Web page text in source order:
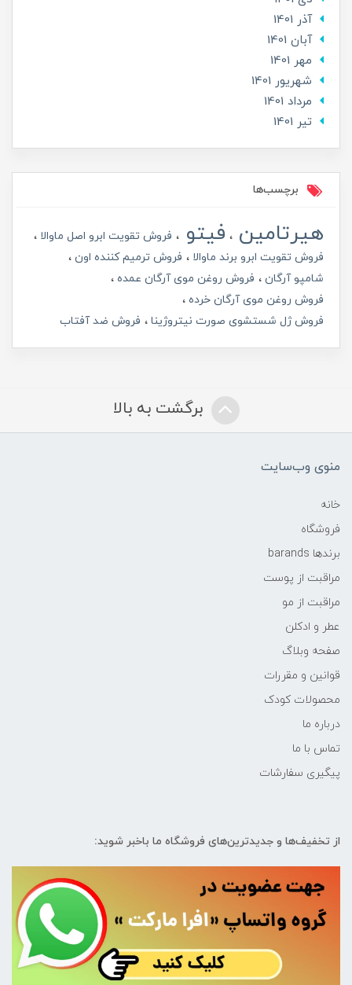
آذر 1401
آبان 1401
مهر 1401
شهریور 1401
مرداد 1401
تير 1401
برچسب‌ها
هیرتامین فیتو
فروش تقویت ابرو اصل ماوالا
فروش تقویت ابرو برند ماوالا
فروش ترمیم کننده اون
شامپو آرگان
فروش روغن موی آرگان عمده
فروش روغن موی آرگان خرده
فروش ژل شستشوی صورت نیتروژینا
فروش ضد آفتاب
برگشت به بالا
منوی وب‌سایت
خانه
فروشگاه
برندها barands
مراقبت از پوست
مراقبت از مو
عطر و ادکلن
صفحه وبلاگ
قوانین و مقررات
محصولات کودک
درباره ما
تماس با ما
پیگیری سفارشات
از تخفیف‌ها و جدیدترین‌های فروشگاه ما باخبر شوید: